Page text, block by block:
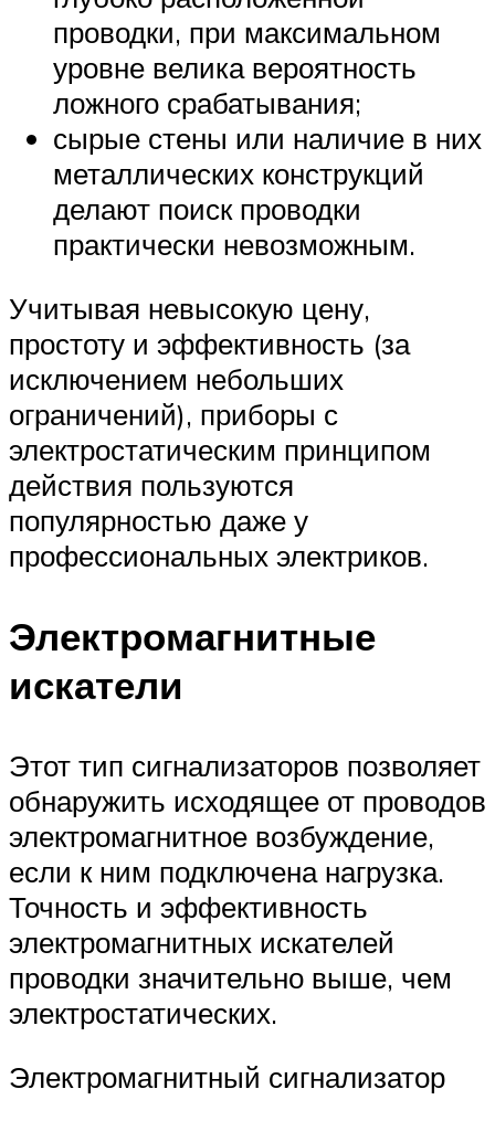
проводки, при максимальном
уровне велика вероятность
ложного срабатывания;
сырые стены или наличие в них
металлических конструкций
делают поиск проводки
практически невозможным.
Учитывая невысокую цену,
простоту и эффективность (за
исключением небольших
ограничений), приборы с
электростатическим принципом
действия пользуются
популярностью даже у
профессиональных электриков.
Электромагнитные
искатели
Этот тип сигнализаторов позволяет
обнаружить исходящее от проводов
электромагнитное возбуждение,
если к ним подключена нагрузка.
Точность и эффективность
электромагнитных искателей
проводки значительно выше, чем
электростатических.
Электромагнитный сигнализатор